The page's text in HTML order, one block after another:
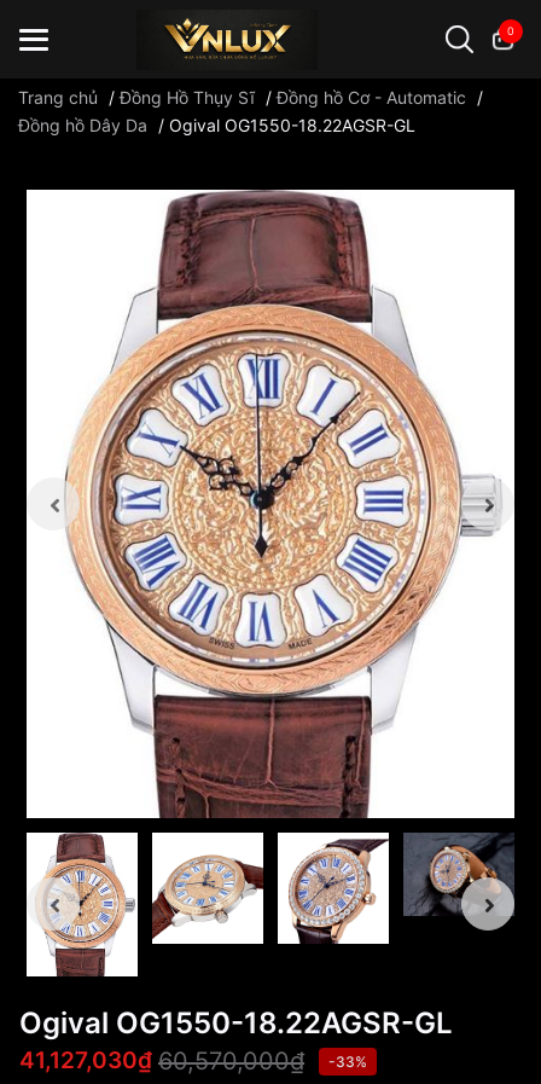
0
Trang chủ /Đồng Hồ Thụy Sĩ /Đồng hồ Cơ - Automatic
/
Đồng hồ Dây Da
/ Ogival OG1550-18.22AGSR-GL
Ogival OG1550-18.22AGSR-GL
41,127,030₫ 60,570,000₫ -33%